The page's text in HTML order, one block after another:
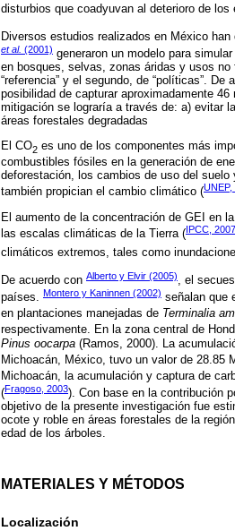
disturbios que coadyuvan al deterioro de los
Diversos estudios realizados en México
et al. (2001) generaron un modelo para
en bosques, selvas, zonas áridas y usos
“referencia” y el segundo, de “políticas”.
posibilidad de capturar aproximadamente
mitigación se lograría a través de: a) evitar
áreas forestales degradadas
El CO2 es uno de los componentes más
combustibles fósiles en la generación de
deforestación, los cambios de uso del
también propician el cambio climático (UNEP,
El aumento de la concentración de GEI en
las escalas climáticas de la Tierra (IPCC, 2007
climáticos extremos, tales como
De acuerdo con Alberto y Elvir (2005), el
países. Montero y Kaninnen (2002) señalan que
en plantaciones manejadas de Terminalia
respectivamente. En la zona central de
Pinus oocarpa (Ramos, 2000). La
Michoacán, México, tuvo un valor de 28.85
Michoacán, la acumulación y captura de
(Fragoso, 2003). Con base en la contribución
objetivo de la presente investigación fue
ocote y roble en áreas forestales de la
edad de los árboles.
MATERIALES Y MÉTODOS
Localización